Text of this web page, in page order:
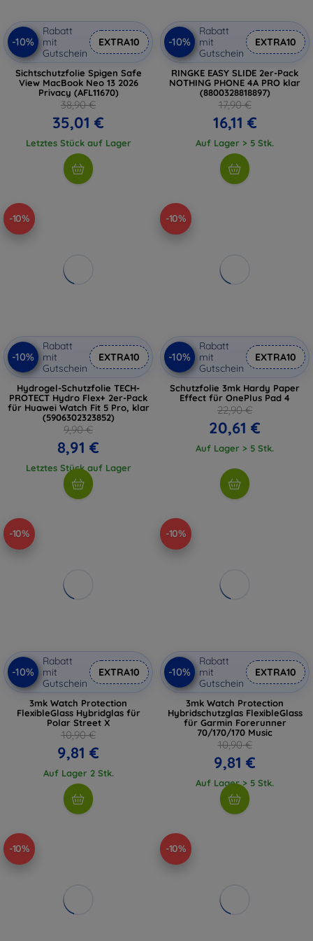
-10%
Rabatt
mit
Gutschein
EXTRA10
Sichtschutzfolie Spigen Safe
View MacBook Neo 13 2026
Privacy (AFL11670)
38,90 €
35,01 €
Letztes Stück auf Lager
-10%
Rabatt
mit
Gutschein
EXTRA10
RINGKE EASY SLIDE 2er-Pack
NOTHING PHONE 4A PRO klar
(8800328818897)
17,90 €
16,11 €
Auf Lager > 5 Stk.
-10%
-10%
Rabatt
mit
Gutschein
EXTRA10
Hydrogel-Schutzfolie TECH-
PROTECT Hydro Flex+ 2er-Pack
für Huawei Watch Fit 5 Pro, klar
(5906302323852)
9,90 €
8,91 €
Letztes Stück auf Lager
-10%
-10%
Rabatt
mit
Gutschein
EXTRA10
Schutzfolie 3mk Hardy Paper
Effect für OnePlus Pad 4
22,90 €
20,61 €
Auf Lager > 5 Stk.
-10%
-10%
Rabatt
mit
Gutschein
EXTRA10
3mk Watch Protection
FlexibleGlass Hybridglas für
Polar Street X
10,90 €
9,81 €
Auf Lager 2 Stk.
-10%
-10%
Rabatt
mit
Gutschein
EXTRA10
3mk Watch Protection
Hybridschutzglas FlexibleGlass
für Garmin Forerunner
70/170/170 Music
10,90 €
9,81 €
Auf Lager > 5 Stk.
-10% -10%